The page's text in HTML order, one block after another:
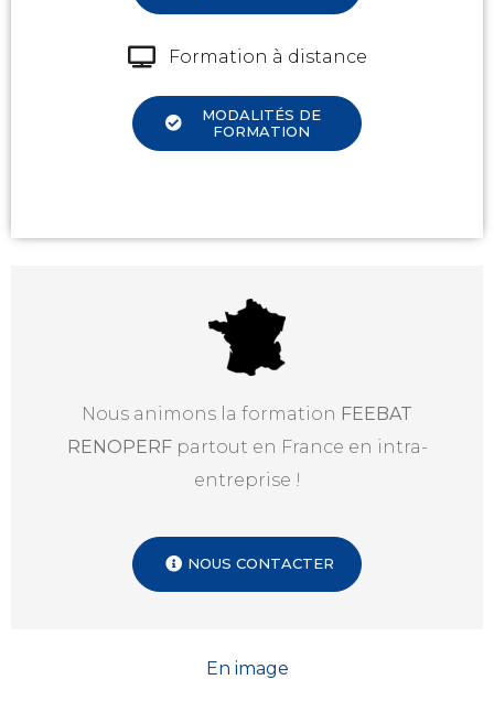
Formation à distance
MODALITÉS DE
FORMATION
Nous animons la formation FEEBAT
RENOPERFpartout en France en intra-
entreprise !
NOUS CONTACTER
En image